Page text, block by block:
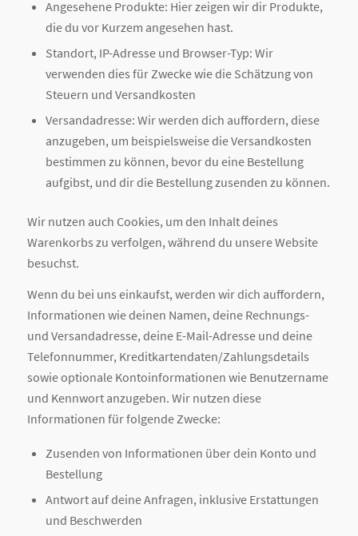
Angesehene Produkte: Hier zeigen wir dir Produkte,
die du vor Kurzem angesehen hast.
Standort, IP-Adresse und Browser-Typ: Wir
verwenden dies für Zwecke wie die Schätzung von
Steuern und Versandkosten
Versandadresse: Wir werden dich auffordern, diese
anzugeben, um beispielsweise die Versandkosten
bestimmen zu können, bevor du eine Bestellung
aufgibst, und dir die Bestellung zusenden zu können.
Wir nutzen auch Cookies, um den Inhalt deines
Warenkorbs zu verfolgen, während du unsere Website
besuchst.
Wenn du bei uns einkaufst, werden wir dich auffordern,
Informationen wie deinen Namen, deine Rechnungs-
und Versandadresse, deine E-Mail-Adresse und deine
Telefonnummer, Kreditkartendaten/Zahlungsdetails
sowie optionale Kontoinformationen wie Benutzername
und Kennwort anzugeben. Wir nutzen diese
Informationen für folgende Zwecke:
Zusenden von Informationen über dein Konto und
Bestellung
Antwort auf deine Anfragen, inklusive Erstattungen
und Beschwerden